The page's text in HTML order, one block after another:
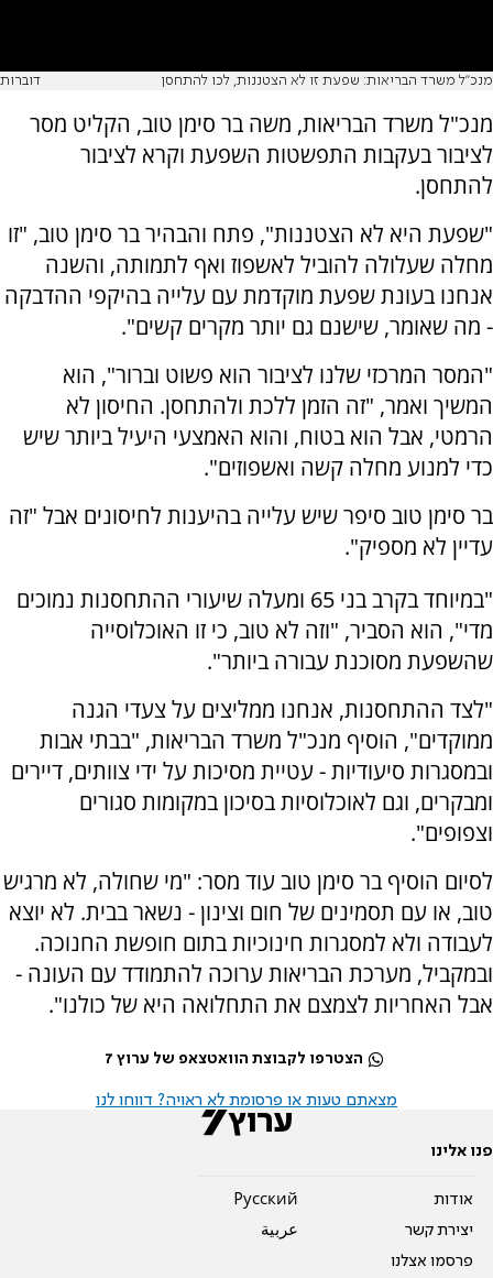
מנכ"ל משרד הבריאות: שפעת זו לא הצטננות, לכו להתחסן דוברות
מנכ"ל משרד הבריאות, משה בר סימן טוב, הקליט מסר
לציבור בעקבות התפשטות השפעת וקרא לציבור
להתחסן.
"שפעת היא לא הצטננות", פתח והבהיר בר סימן טוב, "זו
מחלה שעלולה להוביל לאשפוז ואף לתמותה, והשנה
אנחנו בעונת שפעת מוקדמת עם עלייה בהיקפי ההדבקה
- מה שאומר, שישנם גם יותר מקרים קשים".
"המסר המרכזי שלנו לציבור הוא פשוט וברור", הוא
המשיך ואמר, "זה הזמן ללכת ולהתחסן. החיסון לא
הרמטי, אבל הוא בטוח, והוא האמצעי היעיל ביותר שיש
כדי למנוע מחלה קשה ואשפוזים".
בר סימן טוב סיפר שיש עלייה בהיענות לחיסונים אבל "זה
עדיין לא מספיק".
"במיוחד בקרב בני 65 ומעלה שיעורי ההתחסנות נמוכים
מדי", הוא הסביר, "וזה לא טוב, כי זו האוכלוסייה
שהשפעת מסוכנת עבורה ביותר".
"לצד ההתחסנות, אנחנו ממליצים על צעדי הגנה
ממוקדים", הוסיף מנכ"ל משרד הבריאות, "בבתי אבות
ובמסגרות סיעודיות - עטיית מסיכות על ידי צוותים, דיירים
ומבקרים, וגם לאוכלוסיות בסיכון במקומות סגורים
וצפופים".
לסיום הוסיף בר סימן טוב עוד מסר: "מי שחולה, לא מרגיש
טוב, או עם תסמינים של חום וצינון - נשאר בבית. לא יוצא
לעבודה ולא למסגרות חינוכיות בתום חופשת החנוכה.
ובמקביל, מערכת הבריאות ערוכה להתמודד עם העונה -
אבל האחריות לצמצם את התחלואה היא של כולנו".
הצטרפו לקבוצת הוואטצאפ של ערוץ 7
מצאתם טעות או פרסומת לא ראויה? דווחו לנו
פנו אלינו
אודות
יצירת קשר
פרסמו אצלנו
Pусский
عربية